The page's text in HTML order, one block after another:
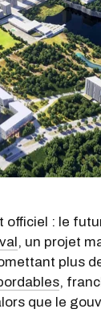
officiel : le
, un projet
plus
,
que le